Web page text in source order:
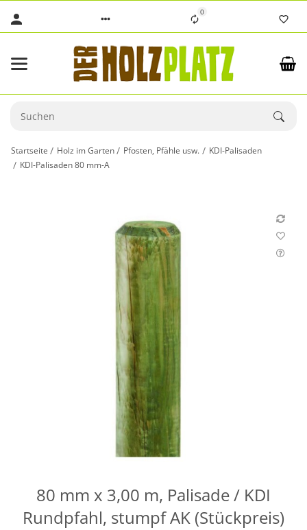
0
Startseite Holz im Garten Pfosten, Pfähle usw.
KDI-Palisaden
KDI-Palisaden 80 mm-A
80 mm x 3,00 m, Palisade / KDI
Rundpfahl, stumpf AK (Stückpreis)